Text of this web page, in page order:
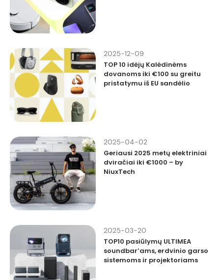
2025-12-09
TOP 10 idėjų Kalėdinėms
dovanoms iki €100 su greitu
pristatymu iš EU sandėlio
2025-04-02
Geriausi 2025 metų elektriniai
dviračiai iki €1000 – by
NiuxTech
2025-03-20
TOP10 pasiūlymų ULTIMEA
soundbar’ams, erdvinio garso
sistemoms ir projektoriams